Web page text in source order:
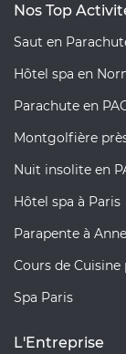
Nos Top
Saut en
Hôtel spa en
Parachute en
Montgolfière
Nuit insolite en
Hôtel spa à Paris
Parapente à
Cours de Cuisine
Spa Paris
L'Entreprise